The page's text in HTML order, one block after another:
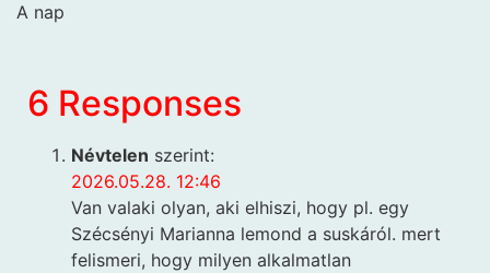
A nap
6 Responses
Névtelen szerint:
2026.05.28. 12:46
Van valaki olyan, aki elhiszi, hogy pl. egy
Szécsényi Marianna lemond a suskáról. mert
felismeri, hogy milyen alkalmatlan